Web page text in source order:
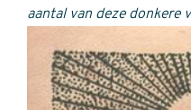
aantal van deze donkere